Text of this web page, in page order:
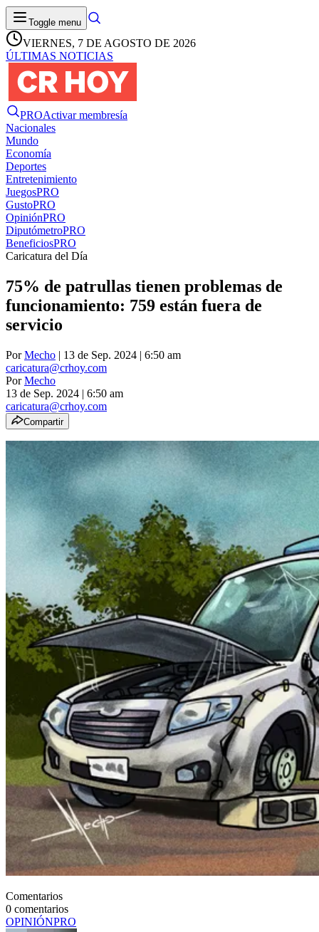
Toggle menu
VIERNES, 7 DE AGOSTO DE 2026
ÚLTIMAS NOTICIAS
PROActivar membresía
Nacionales
Mundo
Economía
Deportes
Entretenimiento
JuegosPRO
GustoPRO
OpiniónPRO
DiputómetroPRO
BeneficiosPRO
Caricatura del Día
75% de patrullas tienen problemas de
funcionamiento: 759 están fuera de
servicio
PorMecho | 13 de Sep. 2024 | 6:50 am
caricatura@crhoy.com
PorMecho
13 de Sep. 2024 | 6:50 am
caricatura@crhoy.com
Compartir
Comentarios
0 comentarios
OPINIÓNPRO